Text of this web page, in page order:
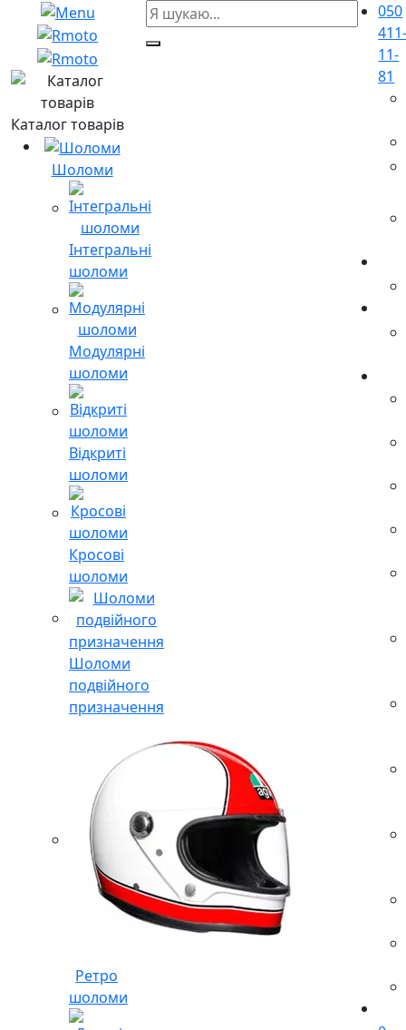
Каталог товарів
Шоломи
Інтегральні
шоломи
Модулярні
шоломи
Відкриті
шоломи
Кросові
шоломи
Шоломи
подвійного
призначення
Ретро
шоломи
050
11-
81